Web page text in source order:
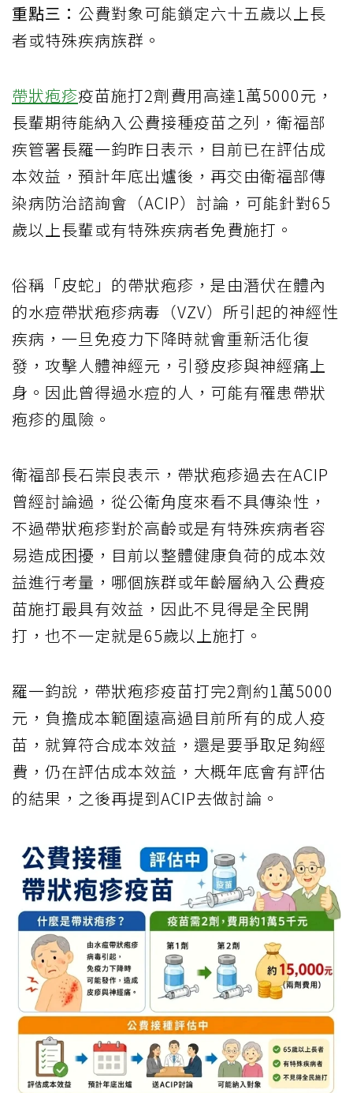
重點三： 公費對象可能鎖定六十五歲以上長
者或特殊疾病族群。
帶狀疱疹疫苗施打2劑費用高達1萬5000元，
長輩期待能納入公費接種疫苗之列，衛福部
疾管署長羅一鈞昨日表示，目前已在評估成
本效益，預計年底出爐後，再交由衛福部傳
染病防治諮詢會（ACIP）討論，可能針對65
歲以上長輩或有特殊疾病者免費施打。
俗稱「皮蛇」的帶狀疱疹，是由潛伏在體內
的水痘帶狀疱疹病毒（VZV）所引起的神經性
疾病，一旦免疫力下降時就會重新活化復
發，攻擊人體神經元，引發皮疹與神經痛上
身。因此曾得過水痘的人，可能有罹患帶狀
疱疹的風險。
衛福部長石崇良表示，帶狀疱疹過去在ACIP
曾經討論過，從公衛角度來看不具傳染性，
不過帶狀疱疹對於高齡或是有特殊疾病者容
易造成困擾，目前以整體健康負荷的成本效
益進行考量，哪個族群或年齡層納入公費疫
苗施打最具有效益，因此不見得是全民開
打，也不一定就是65歲以上施打。
羅一鈞說，帶狀疱疹疫苗打完2劑約1萬5000
元，負擔成本範圍遠高過目前所有的成人疫
苗，就算符合成本效益，還是要爭取足夠經
費，仍在評估成本效益，大概年底會有評估
的結果，之後再提到ACIP去做討論。